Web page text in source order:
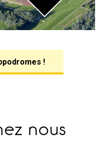
!
nous